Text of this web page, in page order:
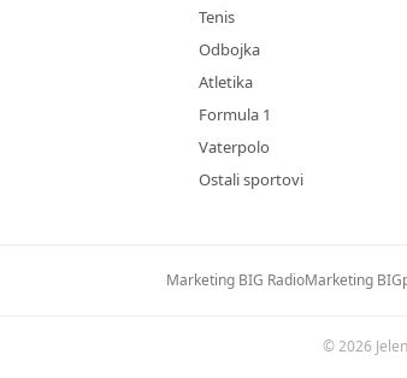
Tenis
Odbojka
Atletika
Formula 1
Vaterpolo
Ostali sportovi
Marketing BIG RadioMarketing
© 2026